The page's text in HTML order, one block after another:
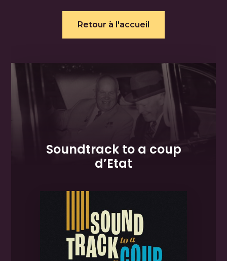
Retour à l'accueil
Soundtrack to a coup
d’Etat